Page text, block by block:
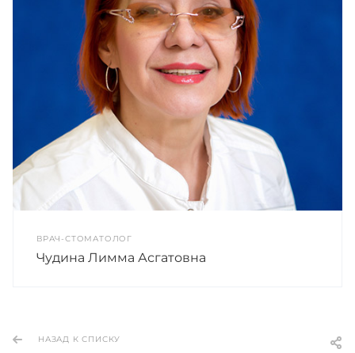
ВРАЧ-СТОМАТОЛОГ
Чудина Лимма Асгатовна
НАЗАД К СПИСКУ